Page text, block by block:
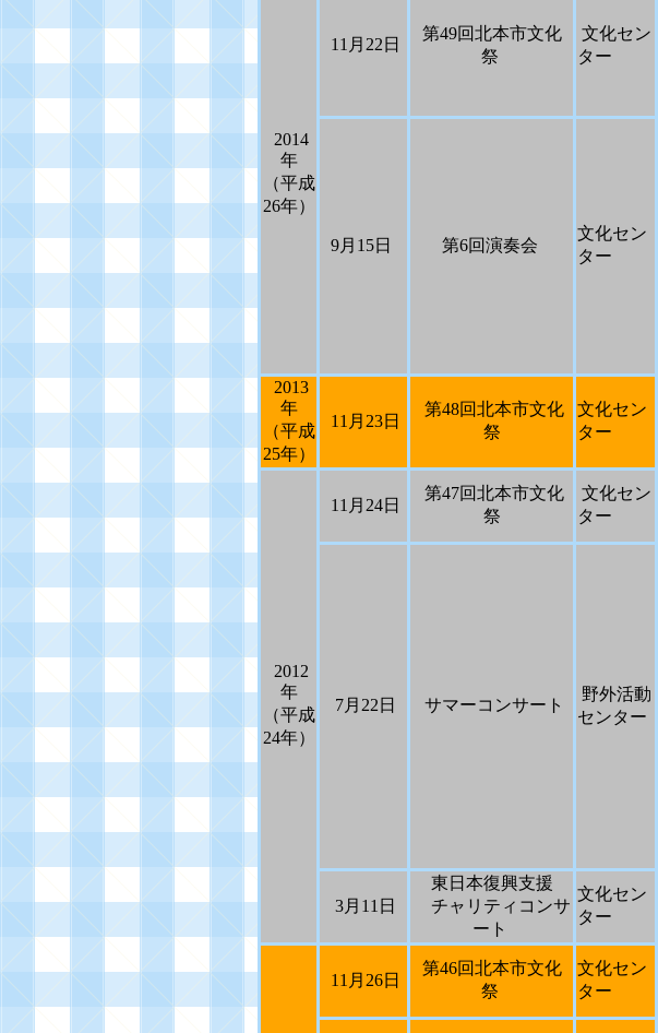
2014
年
（平成
26年）
11 月 22 日
第49回北本市文化
祭
文化セン
ター
9月 15日 第6回演奏会
文化セン
ター
2013
年
（平成
25年）
11 月 23日
第48回北本市文化
祭
文化セン
ター
2012
年
（平成
24年）
11 月 24日
第47回北本市文化
祭
文化セン
ター
7月 22 日 サマーコンサート
野外活動
センター
3月 11 日
東日本復興支援
チャリティコンサ
ート
文化セン
ター
11 月 26日
第46回北本市文化
祭
文化セン
ター